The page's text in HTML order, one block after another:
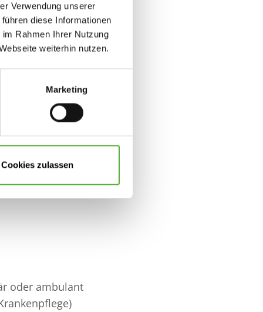
Verwendung unserer
diese Informationen
Rahmen Ihrer Nutzung
weiterhin nutzen.
Marketing
Cookies zulassen
Aufgaben - von
unserer
oder ambulant